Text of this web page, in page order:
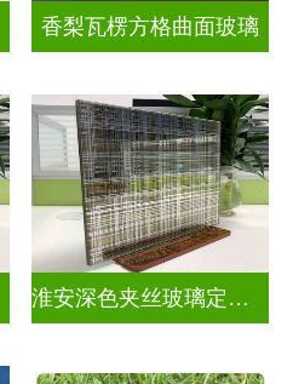
香梨瓦楞方格曲面玻璃
淮安深色夹丝玻璃定做厂家